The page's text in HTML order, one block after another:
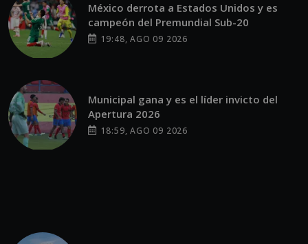
México derrota a Estados Unidos y es
campeón del Premundial Sub-20
19:48, AGO 09 2026
Municipal gana y es el líder invicto del
Apertura 2026
18:59, AGO 09 2026